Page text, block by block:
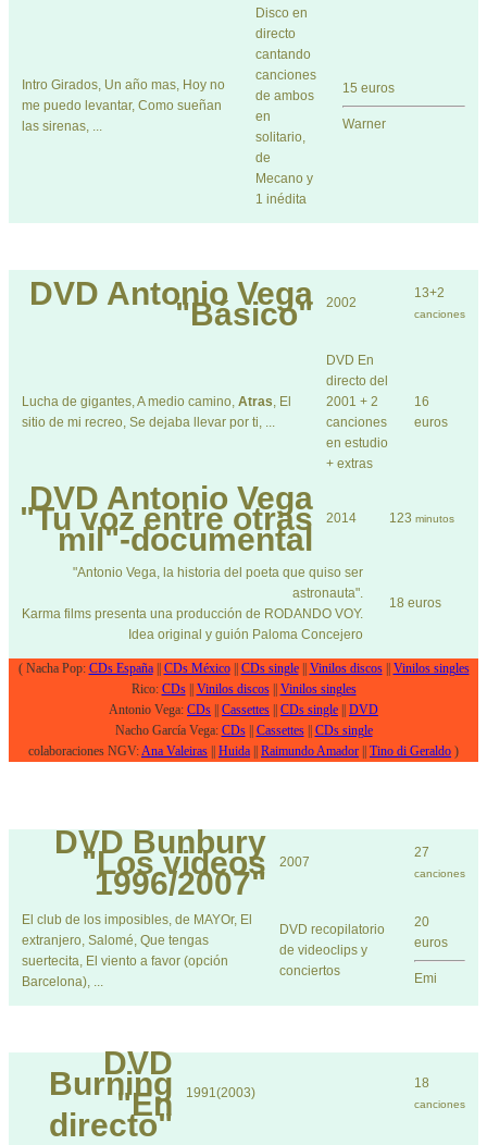
Intro Girados, Un año mas, Hoy no
me puedo levantar, Como sueñan
las sirenas, ...
Disco en
directo
cantando
canciones
de ambos
en
solitario,
de
Mecano y
1 inédita
15 euros
Warner
DVD Antonio Vega
"Básico" 2002
13+2
canciones
Lucha de gigantes, A medio camino, Atras, El
sitio de mi recreo, Se dejaba llevar por ti, ...
DVD En
directo del
2001 + 2
canciones
en estudio
+ extras
16
euros
DVD Antonio Vega
"Tu voz entre otras
mil"-documental
2014 123 minutos
"Antonio Vega, la historia del poeta que quiso ser
astronauta".
Karma films presenta una producción de RODANDO VOY.
Idea original y guión Paloma Concejero
18 euros
( Nacha Pop: CDs España|| CDs México|| CDs single|| Vinilos discos|| Vinilos singles
Rico: CDs|| Vinilos discos|| Vinilos singles
Antonio Vega: CDs Cassettes CDs single
DVD
Nacho García Vega: CDs|| Cassettes|| CDs single
colaboraciones NGV:Ana Valeiras Huida Raimundo Amador Tino di Geraldo )
DVD Bunbury
"Los videos
1996/2007"
2007
27
canciones
El club de los imposibles, de MAYOr, El
extranjero, Salomé, Que tengas
suertecita, El viento a favor (opción
Barcelona), ...
DVD recopilatorio
de videoclips y
conciertos
20
euros
Emi
DVD
Burning
"En
directo"
1991(2003)
18
canciones